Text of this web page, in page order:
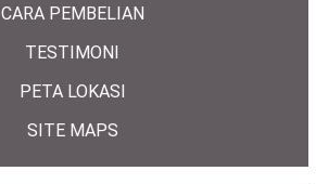
CARA PEMBELIAN
TESTIMONI
PETA LOKASI
SITE MAPS